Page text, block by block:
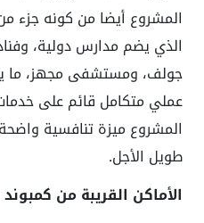
المشروع أيضا من كونه جزء
الذي يضم مدارس دولية،
جولف، ومستشفى مجهز، ما
عملي متكامل قائم على
المشروع ميزة تنافسية
طويل الأجل.
الأماكن القريبة من